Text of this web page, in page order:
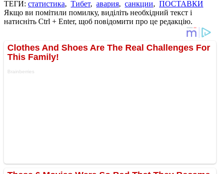
ТЕГИ: статистика, Тибет, авария, санкции, ПОСТАВКИ
Якщо ви помітили помилку, виділіть необхідний текст і
натисніть Ctrl + Enter, щоб повідомити про це редакцію.